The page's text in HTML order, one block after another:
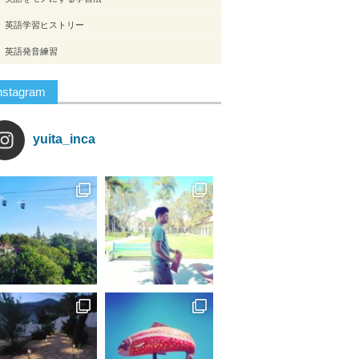
英語学習ヒストリー
英語発音練習
yuita_inca